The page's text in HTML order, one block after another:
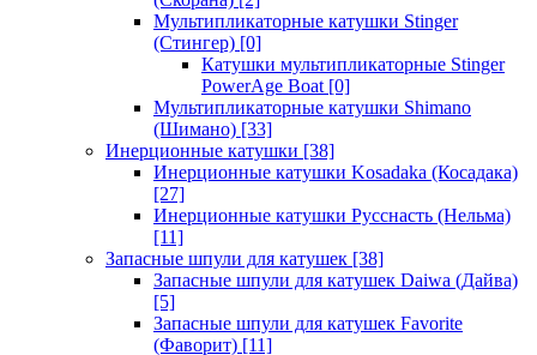
Мультипликаторные катушки Stinger
(Стингер) [0]
Катушки мультипликаторные Stinger
PowerAge Boat [0]
Мультипликаторные катушки Shimano
(Шимано) [33]
Инерционные катушки [38]
Инерционные катушки Kosadaka (Косадака)
[27]
Инерционные катушки Русснасть (Нельма)
[11]
Запасные шпули для катушек [38]
Запасные шпули для катушек Daiwa (Дайва)
[5]
Запасные шпули для катушек Favorite
(Фаворит) [11]